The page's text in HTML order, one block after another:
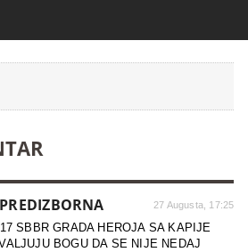
27 Augusta, 17:25
SBBR GRADA HEROJA SA KAPIJE
BOGU DA SE NIJE NEDAJ